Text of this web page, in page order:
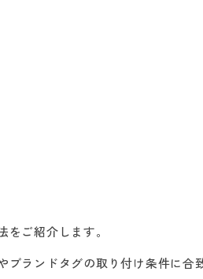
ご紹介します。
ランドタグの取り付け条件に合